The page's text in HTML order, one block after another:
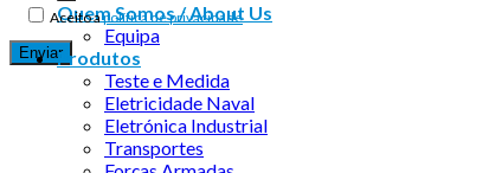
Aceito apolítica de privacidade
Quem Somos / About Us
Equipa
Produtos
Teste e Medida
Eletricidade Naval
Eletrónica Industrial
Transportes